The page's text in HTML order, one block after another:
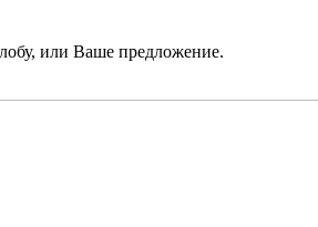
или Ваше предложение.